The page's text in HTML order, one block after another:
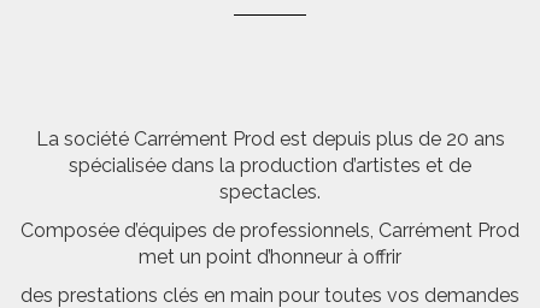
La société Carrément Prod est depuis plus de 20 ans
spécialisée dans la production d’artistes et de
spectacles.
Composée d’équipes de professionnels, Carrément Prod
met un point d’honneur à offrir
des prestations clés en main pour toutes vos demandes